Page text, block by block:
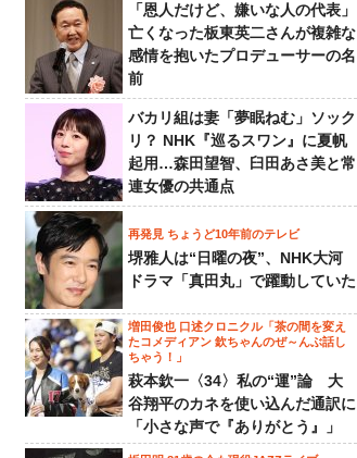
「恩人だけど、嫌いな人の代表」
亡くなった板東英二さんが複雑な
感情を抱いたプロデューサーの名
前
バカリ組は妻「夢眠ねむ」ソック
リ？ NHK『巡るスワン』に夏帆
起用…森田望智、臼田あさ美と常
連女優の共通点
再発見 ちょうど10年前のテレビ
堺雅人は“日曜の夜”、NHK大河
ドラマ「真田丸」で躍動していた
増田俊也 口述クロニクル「茶の間を変え
たコメディアン 欽ちゃんのぜ～んぶ話し
ちゃう！」
萩本欽一〈34〉私の“運”論 大
谷翔平のカネを使い込んだ通訳に
「小さな声で『ありがとう』」